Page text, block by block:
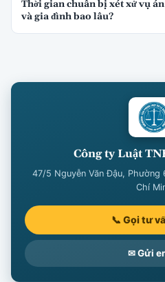
Thời gian chuẩn bị xét xử vụ
và gia đình bao lâu?
Công ty Luật
47/5 Nguyễn Văn Đậu, Phường
Chí
📞 Gọi tư
✉ Gửi